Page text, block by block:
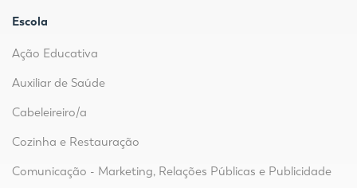
Escola
Ação Educativa
Auxiliar de Saúde
Cabeleireiro/a
Cozinha e Restauração
Comunicação - Marketing, Relações Públicas e Publicidade